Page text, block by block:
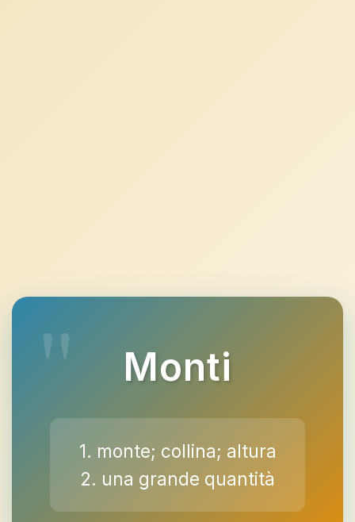
Monti
1. monte; collina; altura
2. una grande quantità